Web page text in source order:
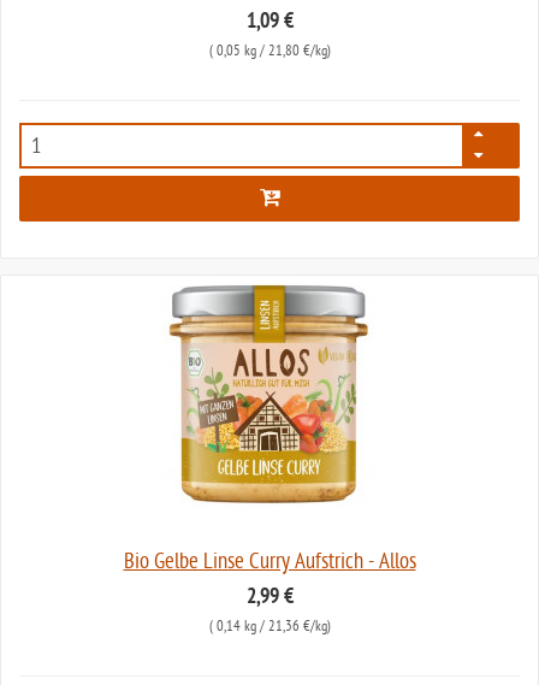
1,09 €
( 0,05 kg/ 21,80 €/kg)
2081
Bio Gelbe Linse Curry Aufstrich - Allos
2,99 €
( 0,14 kg/ 21,36 €/kg)